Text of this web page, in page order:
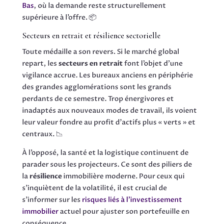
Bas, où la demande reste structurellement
supérieure à l’offre. 📦
Secteurs en retrait et résilience sectorielle
Toute médaille a son revers. Si le marché global
repart, les secteurs en retraitfont l’objet d’une
vigilance accrue. Les bureaux anciens en périphérie
des grandes agglomérations sont les grands
perdants de ce semestre. Trop énergivores et
inadaptés aux nouveaux modes de travail, ils voient
leur valeur fondre au profit d’actifs plus « verts » et
centraux. 📉
À l’opposé, la santé et la logistique continuent de
parader sous les projecteurs. Ce sont des piliers de
la résilienceimmobilière moderne. Pour ceux qui
s’inquiètent de la volatilité, il est crucial de
s’informer sur les risques liés à l’investissement
immobilieractuel pour ajuster son portefeuille en